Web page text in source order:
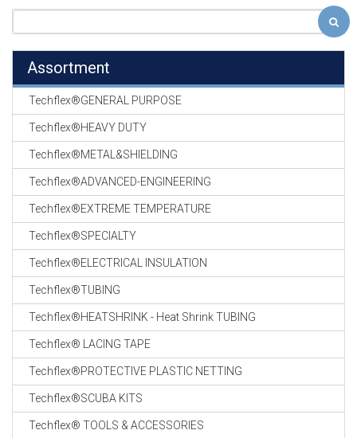
Assortment
Techflex®GENERAL PURPOSE
Techflex®HEAVY DUTY
Techflex®METAL&SHIELDING
Techflex®ADVANCED-ENGINEERING
Techflex®EXTREME TEMPERATURE
Techflex®SPECIALTY
Techflex®ELECTRICAL INSULATION
Techflex®TUBING
Techflex®HEATSHRINK - Heat Shrink TUBING
Techflex® LACING TAPE
Techflex®PROTECTIVE PLASTIC NETTING
Techflex®SCUBA KITS
Techflex® TOOLS & ACCESSORIES